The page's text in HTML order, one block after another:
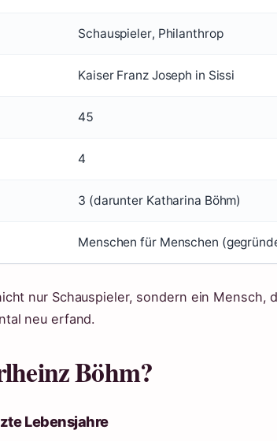
Schauspieler, Philanthrop
Kaiser Franz Joseph in Sissi
45
4
3 (darunter Katharina Böhm)
Menschen für Menschen
nur Schauspieler, sondern ein Mensch,
neu erfand.
Böhm?
Lebensjahre